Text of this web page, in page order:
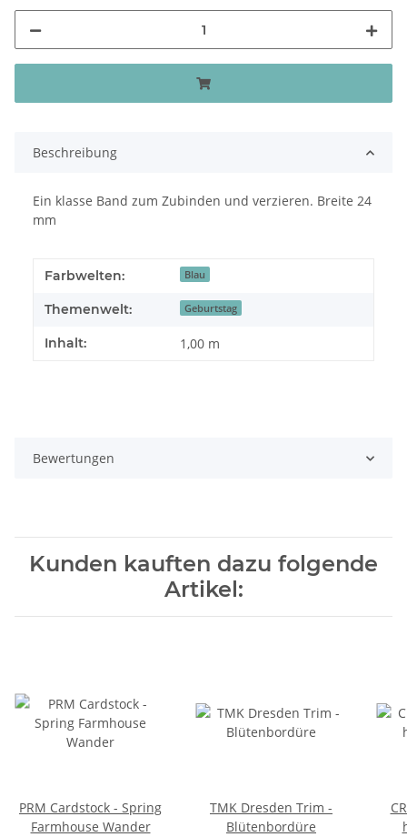
Beschreibung
Ein klasse Band zum Zubinden und verzieren. Breite 24
mm
Farbwelten: Blau
Themenwelt: Geburtstag
Inhalt: 1,00 m
Bewertungen
Kunden kauften dazu folgende
Artikel:
PRM Cardstock - Spring
Farmhouse Wander
TMK Dresden Trim -
Blütenbordüre